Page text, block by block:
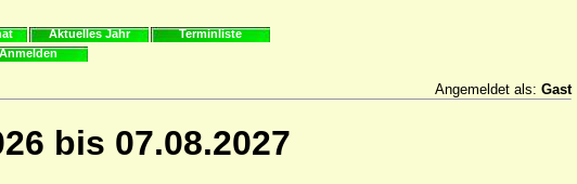
Aktuelles Jahr
Terminliste
Anmelden
Angemeldet als: Gast
bis 07.08.2027